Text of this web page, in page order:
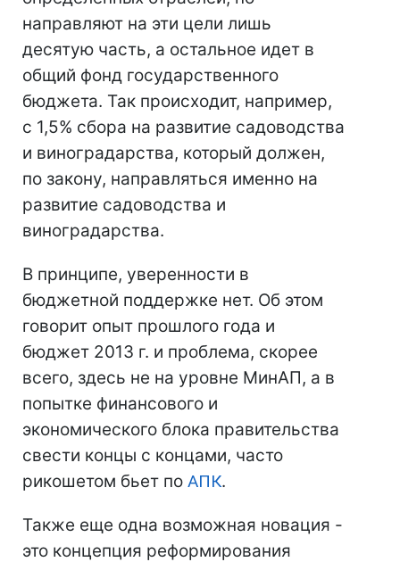
направляют на эти цели лишь
десятую часть, а остальное идет в
общий фонд государственного
бюджета. Так происходит, например,
с 1,5% сбора на развитие садоводства
и виноградарства, который должен,
по закону, направляться именно на
развитие садоводства и
виноградарства.
В принципе, уверенности в
бюджетной поддержке нет. Об этом
говорит опыт прошлого года и
бюджет 2013 г. и проблема, скорее
всего, здесь не на уровне МинАП, а в
попытке финансового и
экономического блока правительства
свести концы с концами, часто
рикошетом бьет по АПК.
Также еще одна возможная новация -
это концепция реформирования